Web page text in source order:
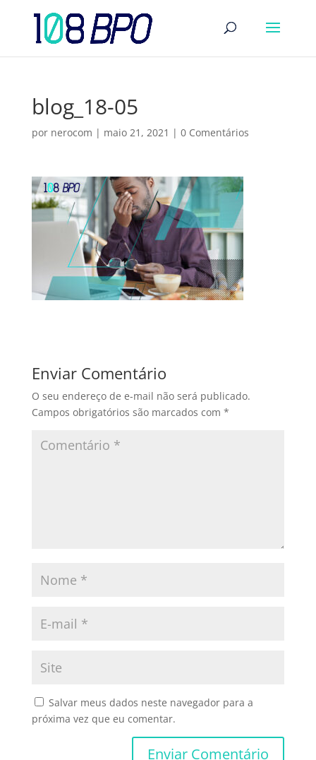
blog_18-05
por nerocom | maio 21, 2021 | 0 Comentários
Enviar Comentário
O seu endereço de e-mail não será publicado.
Campos obrigatórios são marcados com *
Salvar meus dados neste navegador para a
próxima vez que eu comentar.